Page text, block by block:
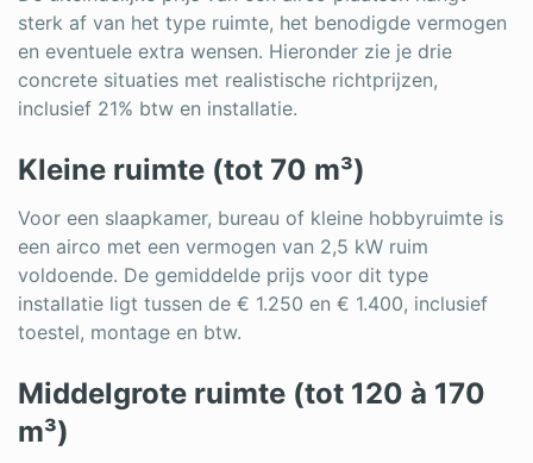
sterk af van het type ruimte, het benodigde vermogen
en eventuele extra wensen. Hieronder zie je drie
concrete situaties met realistische richtprijzen,
inclusief 21% btw en installatie.
Kleine ruimte (tot 70 m³)
Voor een slaapkamer, bureau of kleine hobbyruimte is
een airco met een vermogen van 2,5 kW ruim
voldoende. De gemiddelde prijs voor dit type
installatie ligt tussen de € 1.250 en € 1.400, inclusief
toestel, montage en btw.
Middelgrote ruimte (tot 120 à 170
m³)